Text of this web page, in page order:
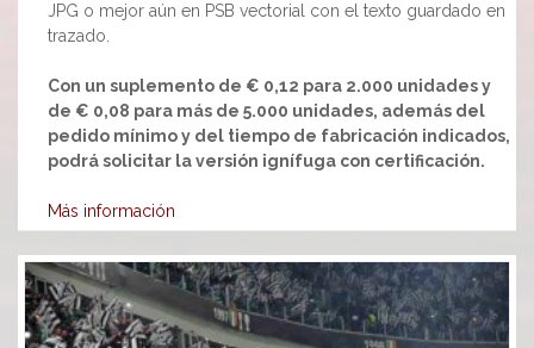
JPG o mejor aún en PSB vectorial con el texto guardado en
trazado.
Con un suplemento de € 0,12 para 2.000 unidades y
de € 0,08 para más de 5.000 unidades, además del
pedido mínimo y del tiempo de fabricación indicados,
podrá solicitar la versión ignífuga con certificación.
Más información